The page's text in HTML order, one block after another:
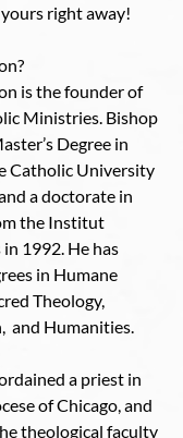
right away!
is the founder of
Ministries. Bishop
Degree in
Catholic University
a doctorate in
the Institut
1992. He has
in Humane
Theology,
and Humanities.
a priest in
of Chicago, and
theological faculty